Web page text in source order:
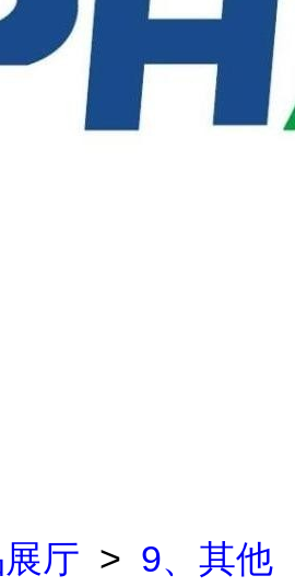
厅 > 9、其他